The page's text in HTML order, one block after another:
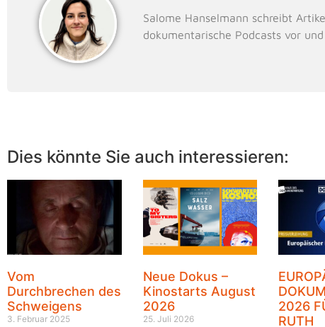
Salome Hanselmann schreibt
dokumentarische Podcasts vor
Dies könnte Sie auch interessieren:
Vom
Durchbrechen des
Schweigens
3. Februar 2025
Neue Dokus –
Kinostarts August
2026
25. Juli 2026
2026
RUTH